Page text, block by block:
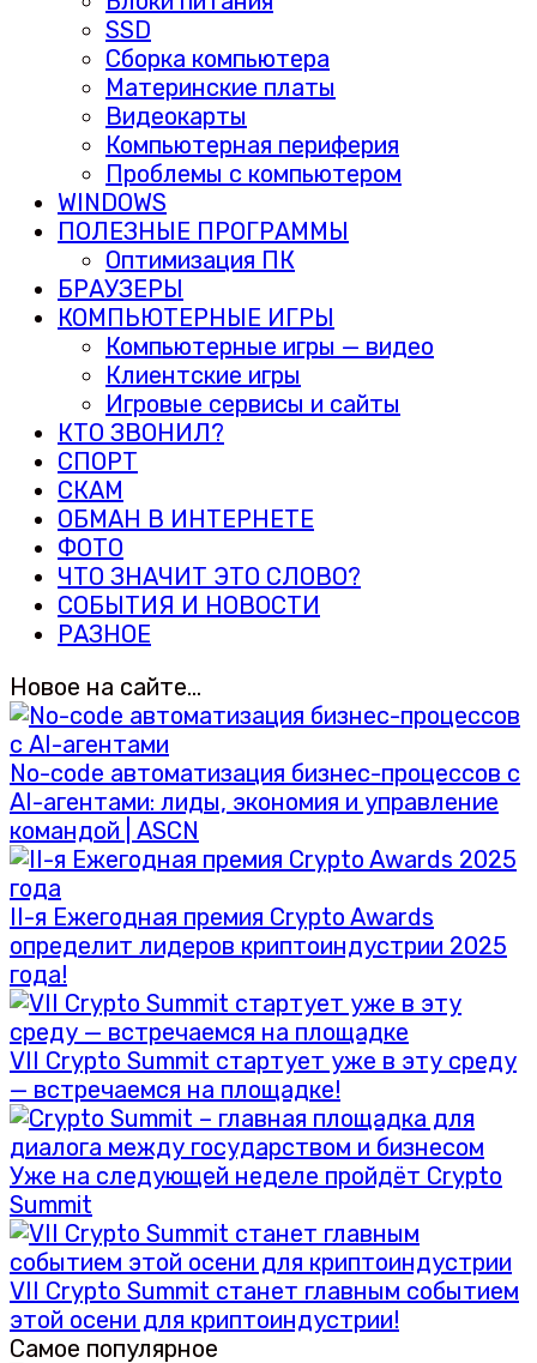
SSD
Сборка компьютера
Материнские платы
Видеокарты
Компьютерная периферия
Проблемы с компьютером
WINDOWS
ПОЛЕЗНЫЕ ПРОГРАММЫ
Оптимизация ПК
БРАУЗЕРЫ
КОМПЬЮТЕРНЫЕ ИГРЫ
Компьютерные игры — видео
Клиентские игры
Игровые сервисы и сайты
КТО ЗВОНИЛ?
СПОРТ
СКАМ
ОБМАН В ИНТЕРНЕТЕ
ФОТО
ЧТО ЗНАЧИТ ЭТО СЛОВО?
СОБЫТИЯ И НОВОСТИ
РАЗНОЕ
Новое на сайте…
No-code автоматизация бизнес-процессов с
AI-агентами: лиды, экономия и управление
командой | ASCN
II-я Ежегодная премия Crypto Awards
определит лидеров криптоиндустрии 2025
года!
VII Crypto Summit стартует уже в эту среду
— встречаемся на площадке!
Уже на следующей неделе пройдёт Crypto
Summit
VII Crypto Summit станет главным событием
этой осени для криптоиндустрии!
Самое популярное